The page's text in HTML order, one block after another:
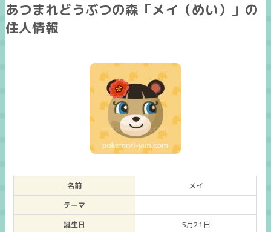
あつまれどうぶつの森「メイ（めい）」の
住人情報
名前
メイ
テーマ
誕生日
5月21日